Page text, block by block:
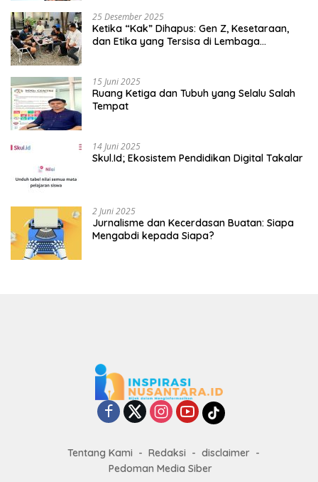
25 Desember 2025
Ketika “Kak” Dihapus: Gen Z, Kesetaraan,
dan Etika yang Tersisa di Lembaga
15 Juni 2025
Ruang Ketiga dan Tubuh yang Selalu Salah
Tempat
14 Juni 2025
Skul.Id; Ekosistem Pendidikan Digital Takalar
2 Juni 2025
Jurnalisme dan Kecerdasan Buatan: Siapa
Mengabdi kepada Siapa?
Tentang Kami Redaksi
disclaimer
Pedoman Media Siber